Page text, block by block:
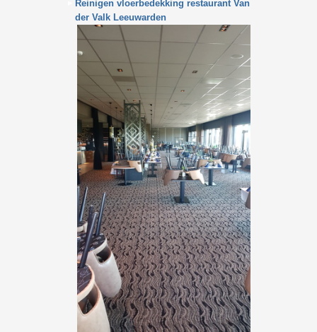
Reinigen vloerbedekking restaurant Van
der Valk Leeuwarden